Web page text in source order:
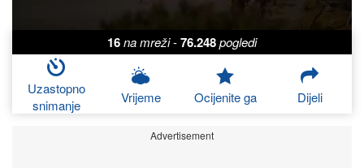
16na mreži-76.248pogledi
Uzastopno
snimanje
Vrijeme Ocijenite ga Dijeli
Advertisement